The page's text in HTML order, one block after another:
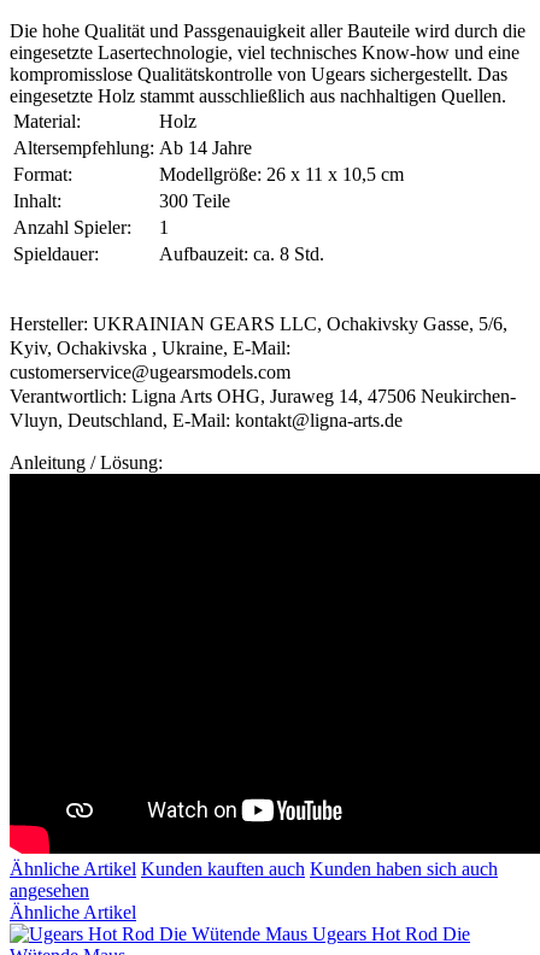
Die hohe Qualität und Passgenauigkeit aller Bauteile wird durch die
eingesetzte Lasertechnologie, viel technisches Know-how und eine
kompromisslose Qualitätskontrolle von Ugears sichergestellt. Das
eingesetzte Holz stammt ausschließlich aus nachhaltigen Quellen.
Material:
Holz
Altersempfehlung: Ab 14 Jahre
Format:
Modellgröße: 26 x 11 x 10,5 cm
Inhalt:
300 Teile
Anzahl Spieler:
1
Spieldauer:
Aufbauzeit: ca. 8 Std.
Hersteller: UKRAINIAN GEARS LLC, Ochakivsky Gasse, 5/6,
Kyiv, Ochakivska , Ukraine, E-Mail:
customerservice@ugearsmodels.com
Verantwortlich: Ligna Arts OHG, Juraweg 14, 47506 Neukirchen-
Vluyn, Deutschland, E-Mail: kontakt@ligna-arts.de
Anleitung / Lösung:
Ähnliche Artikel Kunden kauften auch Kunden haben sich auch
angesehen
Ähnliche Artikel
Ugears Hot Rod Die